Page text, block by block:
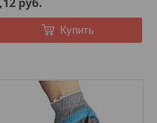
Купить